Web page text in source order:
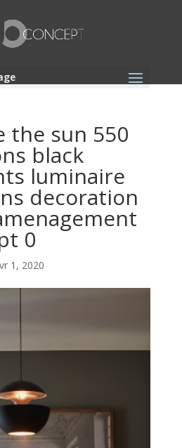
the sun 550
black
luminaire
decoration
0
1, 2020